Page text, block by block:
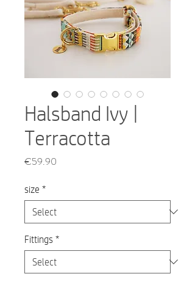
Halsband Ivy |
Terracotta
€59.90
size *
Fittings *